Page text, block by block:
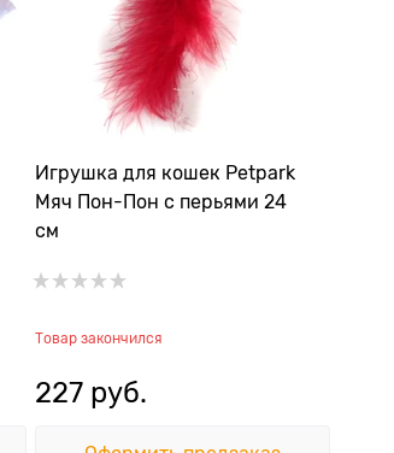
Игрушка для кошек Petpark
Мяч Пон-Пон с перьями 24
см
Товар закончился
227 руб.